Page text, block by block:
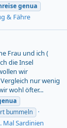
genua
& Fähre
Frau und ich (
die Insel
wir
nur wenig
wohl öfter...
bummeln
Mal Sardinien